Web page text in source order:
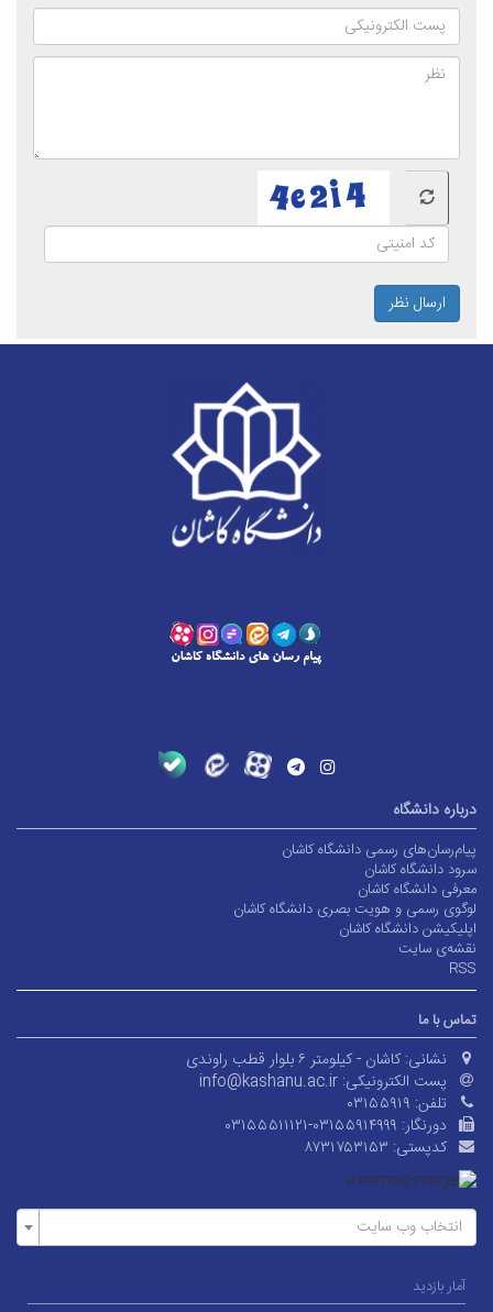
ارسال نظر
درباره دانشگاه
پیام‌رسان‌های رسمی دانشگاه کاشان
سرود دانشگاه کاشان
معرفی دانشگاه کاشان
لوگوی رسمی و هویت بصری دانشگاه کاشان
اپلیکیشن دانشگاه کاشان
نقشه‌ی سایت
RSS
تماس با ما
نشانی: کاشان - کیلومتر ۶ بلوار قطب راوندی
پست الکترونیکی: info@kashanu.ac.ir
تلفن: ۰۳۱۵۵۹۱۹
دورنگار: ۰۳۱۵۵۵۱۱۱۲۱-۰۳۱۵۵۹۱۴۹۹۹
کدپستی: ۸۷۳۱۷۵۳۱۵۳
انتخاب وب سایت
آمار بازدید